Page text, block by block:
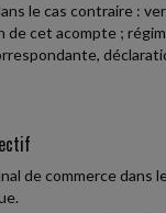
le cas contraire :
cet acompte ;
de commerce dans